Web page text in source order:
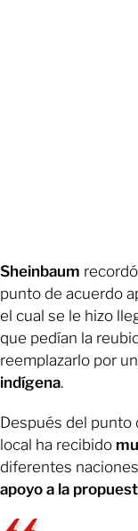
Sheinbaum
punto de acuerdo
el cual se le hizo
que pedían la
reemplazarlo por
indígena.
Después del punto
local ha recibido
diferentes
apoyo a la